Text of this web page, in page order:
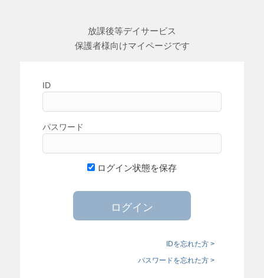
放課後等デイサービス
保護者様向けマイページです
ID
パスワード
ログイン状態を保存
IDを忘れた方 >
パスワードを忘れた方 >